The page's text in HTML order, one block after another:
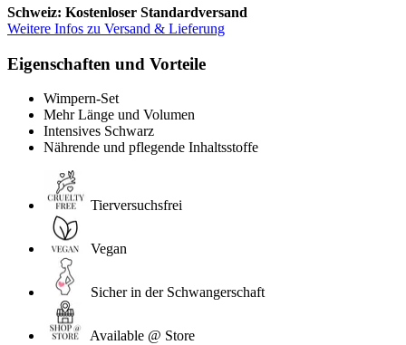
Schweiz: Kostenloser Standardversand
Weitere Infos zu Versand & Lieferung
Eigenschaften und Vorteile
Wimpern-Set
Mehr Länge und Volumen
Intensives Schwarz
Nährende und pflegende Inhaltsstoffe
Tierversuchsfrei
Vegan
Sicher in der Schwangerschaft
Available @ Store